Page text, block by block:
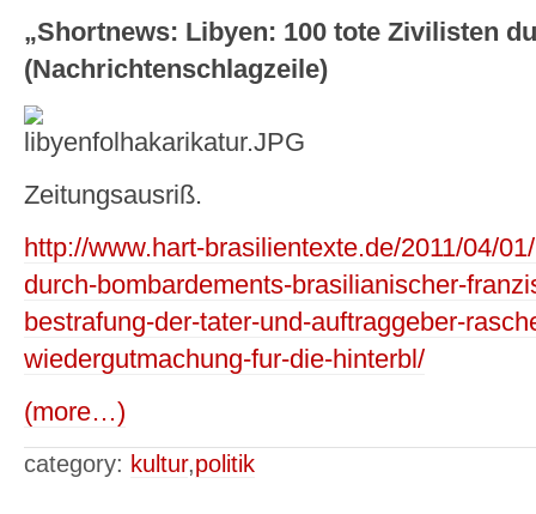
„Shortnews: Libyen: 100 tote Zivilisten
(Nachrichtenschlagzeile)
Zeitungsausriß.
http://www.hart-brasilientexte.de/2011/04/
durch-bombardements-brasilianischer-
bestrafung-der-tater-und-auftraggeber-
wiedergutmachung-fur-die-hinterbl/
(more…)
category: kultur,politik